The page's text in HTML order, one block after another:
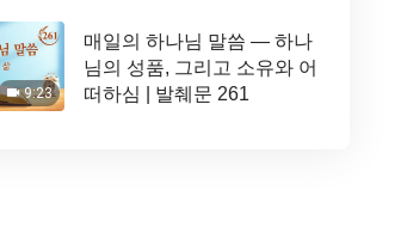
9:23
매일의 하나님 말씀 ― 하나
님의 성품, 그리고 소유와 어
떠하심 | 발췌문 261